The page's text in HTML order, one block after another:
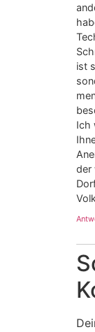
ist
Ich
der